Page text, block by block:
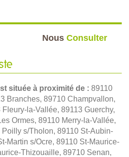
Nous Consulter
située à proximité de : 89110
Branches, 89710 Champvallon,
la-Vallée, 89113 Guerchy,
Ormes, 89110 Merry-la-Vallée,
s/Tholon, 89110 St-Aubin-
Martin s/Ocre, 89110 St-Maurice-
Thizouaille, 89710 Senan,